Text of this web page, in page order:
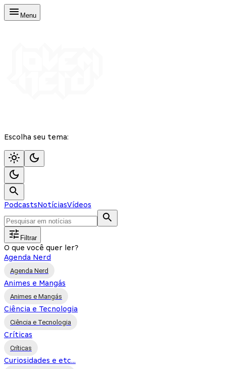
Menu
Escolha seu tema:
PodcastsNotíciasVídeos
Filtrar
O que você quer ler?
Agenda Nerd
Agenda Nerd
Animes e Mangás
Animes e Mangás
Ciência e Tecnologia
Ciência e Tecnologia
Críticas
Críticas
Curiosidades e etc...